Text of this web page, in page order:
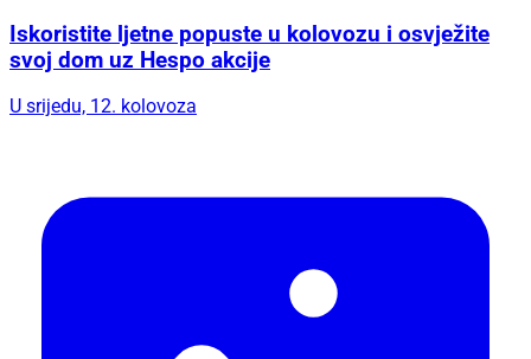
Iskoristite ljetne popuste u kolovozu i osvježite
svoj dom uz Hespo akcije
U srijedu, 12. kolovoza